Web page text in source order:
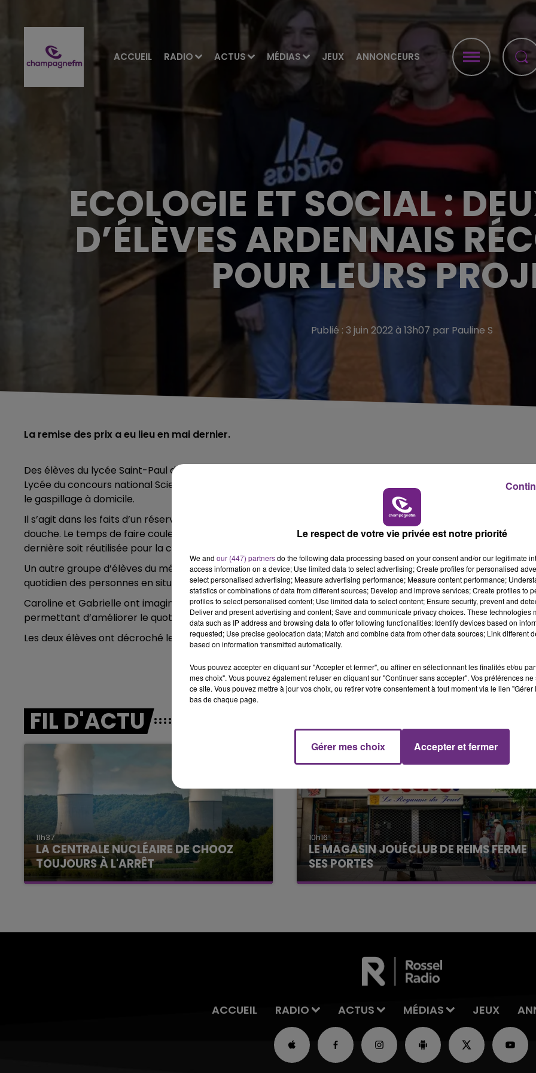
ACCUEIL RADIO ACTUS MÉDIAS JEUX ANNONCEURS
5h00 - 6h00
LE BEST OF DE LA FAMILLE
CHAMPAGNE FM
LA FAMILLE
ECOLOGIE ET SOCIAL :
D’ÉLÈVES ARDENNAIS
POUR LEURS
Publié : 3 juin 2022 à 13h07 par Pauline S
La remise des prix a eu lieu en mai dernier.
Des élèves du lycée Saint-Paul de Charleville-Mézières, Hermine, Eugénie, Nina et Timoté ont décroché le prix
Lycée du concours national Science Factor grâce à leur projet Ecol’eau : un récupérateur d’eau qui vise à
le gaspillage à domicile.
Il s’agit dans les faits d’un réservoir en forme de goutte d’eau, en plastique recyclé, que l’on peut fixer sur la
douche. Le temps de faire couler l’eau pour qu’elle chauffe, le récipient récupère l’eau froide afin que cette
dernière soit réutilisée pour la chasse d’eau ou bien pour arroser les plantes.
Un autre groupe d’élèves du même lycée, Handi’Moov, a été récompensé pour son projet visant à améliorer
quotidien des personnes en situation de handicap.
Caroline et Gabrielle ont imaginé une application cartographique qui regroupe les lieux accessibles et les
permettant d’améliorer le quotidien des personnes handicapées.
Les deux élèves ont décroché le prix Orange Découverte.
FIL D'ACTU
11h37
LA CENTRALE NUCLÉAIRE DE CHOOZ
TOUJOURS À L'ARRÊT
Cela fait déjà une semaine que la centrale
10h16
LE MAGASIN JOUÉCLUB DE REIMS FERME
SES PORTES
C'était l'une des institutions du centre-ville
LE TICKET DE CAISSE
ACCUEIL RADIO ACTUS MÉDIAS JEUX
Le respect de votre vie privée est notre priorité
We and our (447) partnersdo the following data processing based on your consent and/or our legitimate
access information on a device; Use limited data to select advertising; Create profiles for personalised
select personalised advertising; Measure advertising performance; Measure content performance;
statistics or combinations of data from different sources; Develop and improve services; Create profiles to
profiles to select personalised content; Use limited data to select content; Ensure security, prevent and
Deliver and present advertising and content; Save and communicate privacy choices. These technologies
data such as IP address and browsing data to offer following functionalities: Identify devices based on
requested; Use precise geolocation data; Match and combine data from other data sources; Link different
based on information transmitted automatically.
Vous pouvez accepter en cliquant sur "Accepter et fermer", ou affiner en sélectionnant les finalités et/ou
mes choix". Vous pouvez également refuser en cliquant sur "Continuer sans accepter". Vos préférences
ce site. Vous pouvez mettre à jour vos choix, ou retirer votre consentement à tout moment via le lien
bas de chaque page.
Gérer mes choix Accepter et fermer